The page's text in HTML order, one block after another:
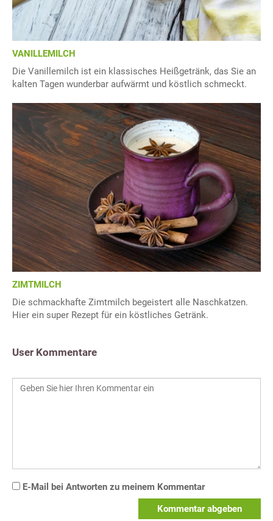
VANILLEMILCH
Die Vanillemilch ist ein klassisches Heißgetränk, das Sie an
kalten Tagen wunderbar aufwärmt und köstlich schmeckt.
ZIMTMILCH
Die schmackhafte Zimtmilch begeistert alle Naschkatzen.
Hier ein super Rezept für ein köstliches Getränk.
User Kommentare
E-Mail bei Antworten zu meinem Kommentar
Kommentar abgeben